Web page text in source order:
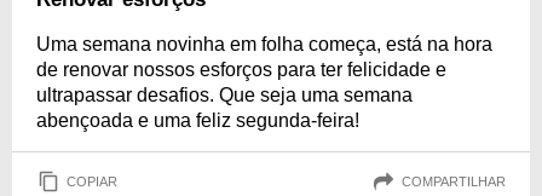
Uma semana novinha em folha começa, está na hora
de renovar nossos esforços para ter felicidade e
ultrapassar desafios. Que seja uma semana
abençoada e uma feliz segunda-feira!
COPIAR COMPARTILHAR